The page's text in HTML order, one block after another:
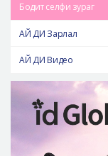
Бодит селфи зураг
АЙ ДИ Зарлал
АЙ ДИ Видео